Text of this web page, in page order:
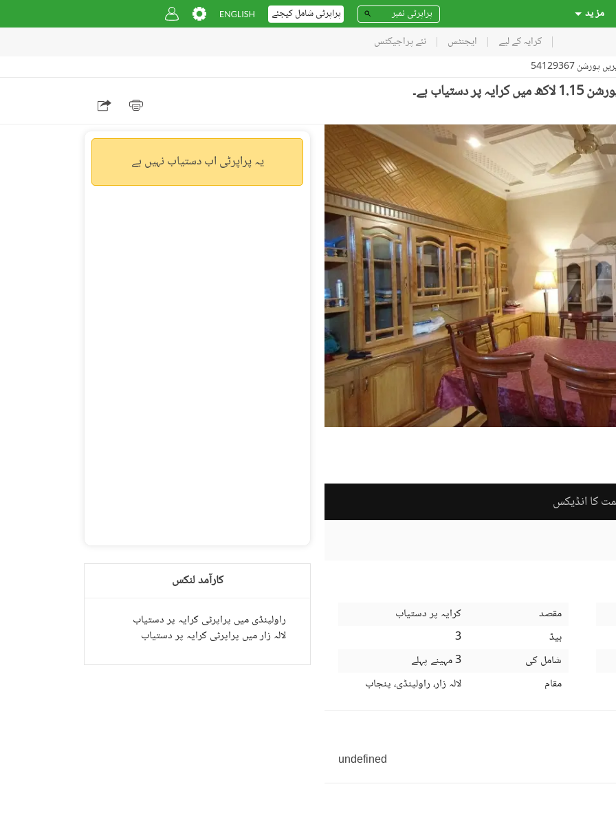
مز ید پراپرٹی شامل کیجئے
کرایہ کے لیے ایجنٹس نئے پراجیکٹس
پورشن 54129367
کا انڈیکس
مقصد
کرایہ پر دستیاب
بیڈ
3
شامل کی
3 مہینے پہلے
مقام
لالہ زار، راولپنڈی، پنجاب
undefined
یہ پراپرٹی اب دستیاب نہیں ہے
کارآمد لنکس
راولپنڈی میں پراپرٹی کرایہ پر دستیاب
لالہ زار میں پراپرٹی کرایہ پر دستیاب